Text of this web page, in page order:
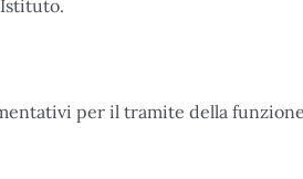
per il tramite della funzione